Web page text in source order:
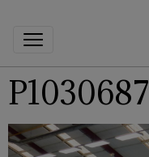
P1030687